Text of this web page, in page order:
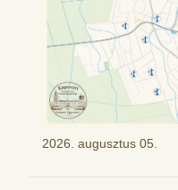
2026. augusztus 05.